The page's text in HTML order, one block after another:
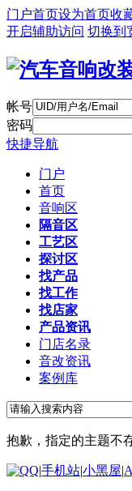
门户首页设为首页收
开启辅助访问 切换到
帐号
密码
快捷导航
门户
首页
音响区
隔音区
工艺区
探讨区
找产品
找工作
找店家
产品资讯
门店名录
音改资讯
案例库
抱歉，指定的主题不
|手机站|小黑屋|